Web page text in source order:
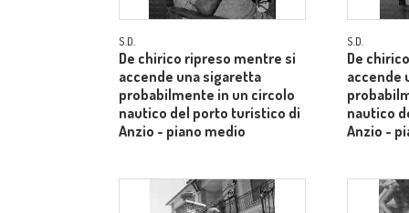
S.D.
De chirico ripreso mentre si
accende una sigaretta
probabilmente in un circolo
nautico del porto turistico di
Anzio - piano medio
S.D.
De
accende
nautico
Anzio -